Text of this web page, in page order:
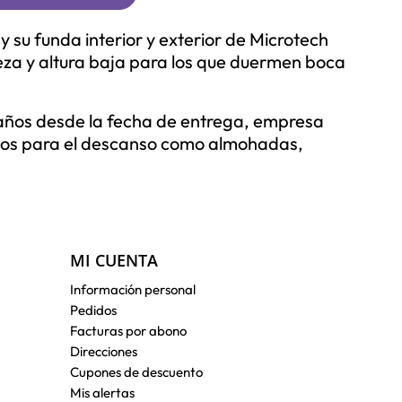
su funda interior y exterior de Microtech
y altura baja para los que duermen boca
desde la fecha de entrega,empresa
para el descanso como almohadas,
MI CUENTA
Información personal
Pedidos
Facturas por abono
Direcciones
Cupones de descuento
Mis alertas